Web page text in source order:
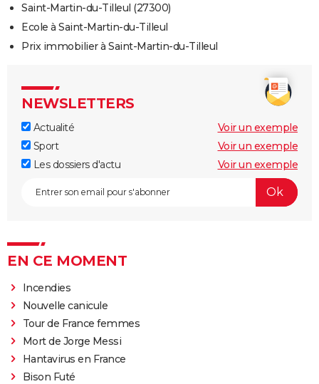
Saint-Martin-du-Tilleul (27300)
Ecole à Saint-Martin-du-Tilleul
Prix immobilier à Saint-Martin-du-Tilleul
NEWSLETTERS
Actualité
Voir un exemple
Sport
Voir un exemple
Les dossiers d'actu
Voir un exemple
EN CE MOMENT
Incendies
Nouvelle canicule
Tour de France femmes
Mort de Jorge Messi
Hantavirus en France
Bison Futé